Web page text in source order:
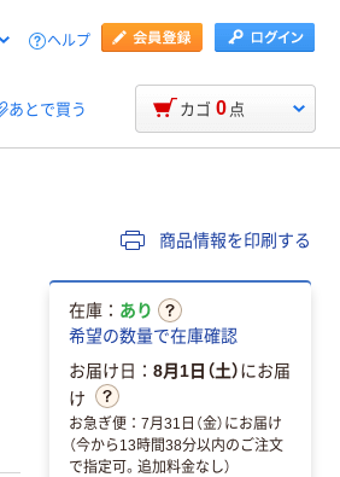
ヘルプ
あとで買う カゴ 0 点
商品情報を印刷する
在庫： あり
希望の数量で在庫確認
お届け日： 8月1日（土）にお届
け
お急ぎ便：7月31日（金）にお届け
（今から13時間38分以内のご注文
で指定可。追加料金なし）